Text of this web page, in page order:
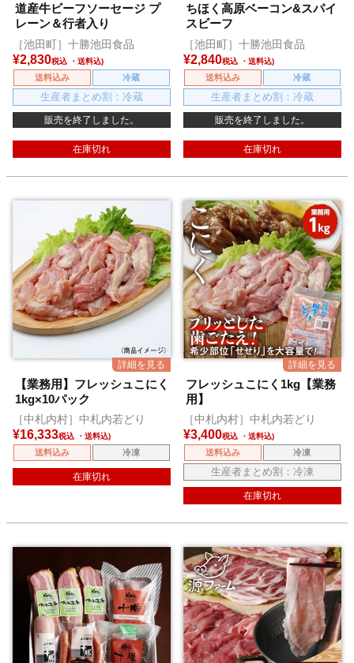
道産牛ビーフソーセージ プ
レーン＆行者入り
［池田町］十勝池田食品
¥2,830税込
送料込み 冷蔵
生産者まとめ割：冷蔵
販売を終了しました。
在庫切れ
ちほく高原ベーコン&スパイ
スビーフ
［池田町］十勝池田食品
¥2,840税込
送料込み 冷蔵
生産者まとめ割：冷蔵
販売を終了しました。
在庫切れ
【業務用】フレッシュこにく
1kg×10パック
［中札内村］中札内若どり
¥16,333税込
送料込み 冷凍
在庫切れ
フレッシュこにく1kg【業務
用】
［中札内村］中札内若どり
¥3,400税込
送料込み 冷凍
生産者まとめ割：冷凍
在庫切れ